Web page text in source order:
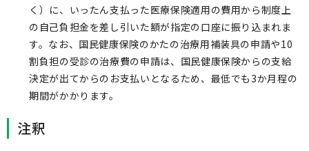
く）に、いったん支払った医療保険適用の費用から制度上
の自己負担金を差し引いた額が指定の口座に振り込まれま
す。なお、国民健康保険のかたの治療用補装具の申請や10
割負担の受診の治療費の申請は、国民健康保険からの支給
決定が出てからのお支払いとなるため、最低でも3か月程の
期間がかかります。
注釈